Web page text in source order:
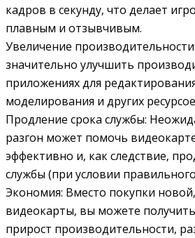
кадров в секунду‚ что делает
плавным и отзывчивым.
Увеличение
значительно улучшить
приложениях для
моделирования и других
Продление срока службы:
разгон может помочь
эффективно и‚ как следствие‚
службы (при условии
Экономия: Вместо покупки
видеокарты‚ вы можете
прирост производительности‚